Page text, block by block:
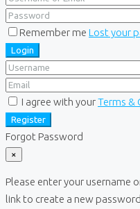
Remember me Lost your
Login
I agree with yourTerms &
Register
Forgot Password
×
Please enter your username
link to create a new